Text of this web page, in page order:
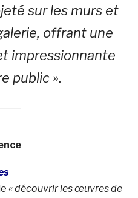
sur les murs et
offrant une
impressionnante
public ».
« découvrir les œuvres de